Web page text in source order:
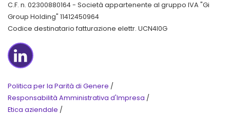
C.F. n. 02300880164 - Società appartenente al gruppo IVA "Gi
Group Holding" 11412450964
Codice destinatario fatturazione elettr. UCN4I0G
Politica per la Parità di Genere /
Responsabilità Amministrativa d'Impresa /
Etica aziendale /